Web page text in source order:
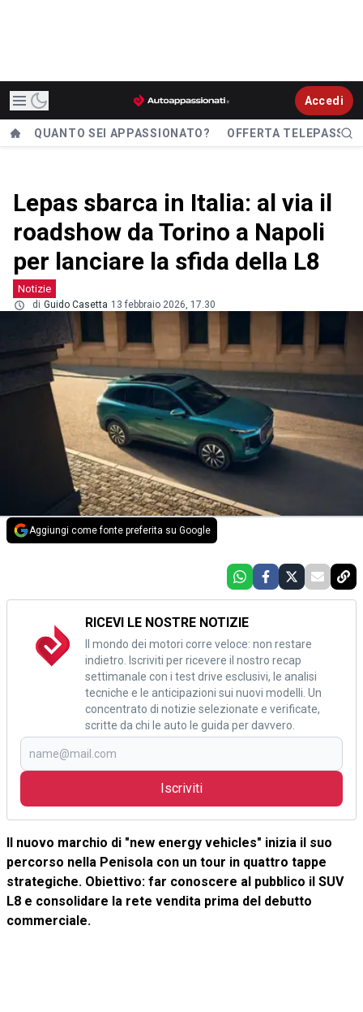
Accedi
QUANTO SEI APPASSIONATO? OFFERTA TELEPASS
Lepas sbarca in Italia: al via il
roadshow da Torino a Napoli
per lanciare la sfida della L8
Notizie
di Guido Casetta 13 febbraio 2026, 17.30
Aggiungi come fonte preferita su Google
RICEVI LE NOSTRE NOTIZIE
Il mondo dei motori corre veloce: non restare
indietro. Iscriviti per ricevere il nostro recap
settimanale con i test drive esclusivi, le analisi
tecniche e le anticipazioni sui nuovi modelli. Un
concentrato di notizie selezionate e verificate,
scritte da chi le auto le guida per davvero.
Iscriviti
Il nuovo marchio di "new energy vehicles" inizia il suo
percorso nella Penisola con un tour in quattro tappe
strategiche. Obiettivo: far conoscere al pubblico il SUV
L8 e consolidare la rete vendita prima del debutto
commerciale.